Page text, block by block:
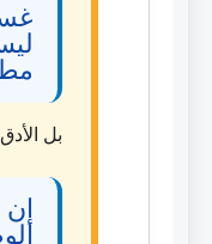
بل
إن